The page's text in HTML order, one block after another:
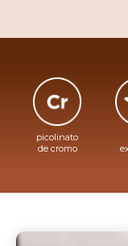
picolinato
de cromo